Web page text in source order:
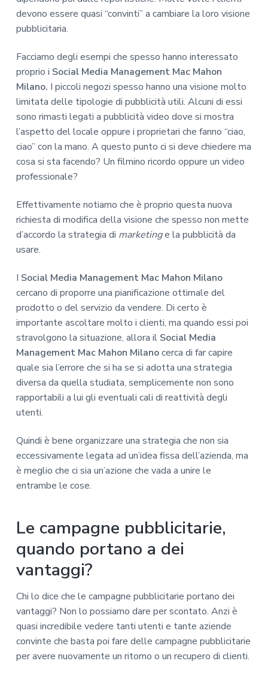
devono essere quasi “convinti” a cambiare la loro visione
pubblicitaria.
Facciamo degli esempi che spesso hanno interessato
proprio i Social Media Management Mac Mahon
Milano. I piccoli negozi spesso hanno una visione molto
limitata delle tipologie di pubblicità utili. Alcuni di essi
sono rimasti legati a pubblicità video dove si mostra
l’aspetto del locale oppure i proprietari che fanno “ciao,
ciao” con la mano. A questo punto ci si deve chiedere ma
cosa si sta facendo? Un filmino ricordo oppure un video
professionale?
Effettivamente notiamo che è proprio questa nuova
richiesta di modifica della visione che spesso non mette
d’accordo la strategia di marketinge la pubblicità da
usare.
I Social Media Management Mac Mahon Milano
cercano di proporre una pianificazione ottimale del
prodotto o del servizio da vendere. Di certo è
importante ascoltare molto i clienti, ma quando essi poi
stravolgono la situazione, allora il Social Media
Management Mac Mahon Milanocerca di far capire
quale sia l’errore che si ha se si adotta una strategia
diversa da quella studiata, semplicemente non sono
rapportabili a lui gli eventuali cali di reattività degli
utenti.
Quindi è bene organizzare una strategia che non sia
eccessivamente legata ad un’idea fissa dell’azienda, ma
è meglio che ci sia un’azione che vada a unire le
entrambe le cose.
Le campagne pubblicitarie,
quando portano a dei
vantaggi?
Chi lo dice che le campagne pubblicitarie portano dei
vantaggi? Non lo possiamo dare per scontato. Anzi è
quasi incredibile vedere tanti utenti e tante aziende
convinte che basta poi fare delle campagne pubblicitarie
per avere nuovamente un ritorno o un recupero di clienti.